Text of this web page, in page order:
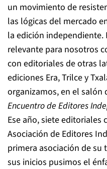
un movimiento de
las lógicas del mercado
la edición
relevante para nosotros
con editoriales de otras
ediciones Era, Trilce y
organizamos, en el salón
Encuentro de Editores
Ese año, siete editoriales
Asociación de Editores
primera asociación de
sus inicios pusimos el